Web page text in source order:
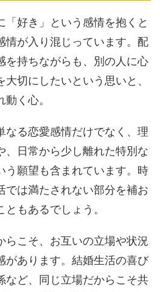
「好き」という感情を抱くと
情が入り混じっています。配
を持ちながらも、別の人に心
切にしたいという思いと、
く心。
なる恋愛感情だけでなく、理
、日常から少し離れた特別な
う願望も含まれています。時
では満たされない部分を補お
もあるでしょう。
らこそ、お互いの立場や状況
があります。結婚生活の喜び
など、同じ立場だからこそ共